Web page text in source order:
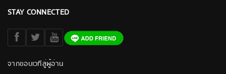
STAY CONNECTED
จากขอบเวทีสู่ผู้อ่าน